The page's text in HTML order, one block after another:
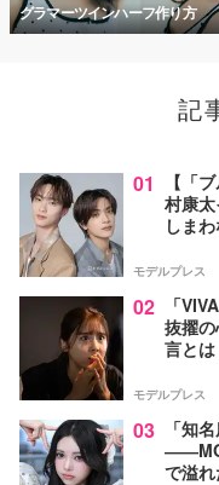
グラマーツインハーフ作り方
記
01
【「
村康
しま
モデルプレス
02
「
抜擢
言と
モデルプレス
03
「知
で溢